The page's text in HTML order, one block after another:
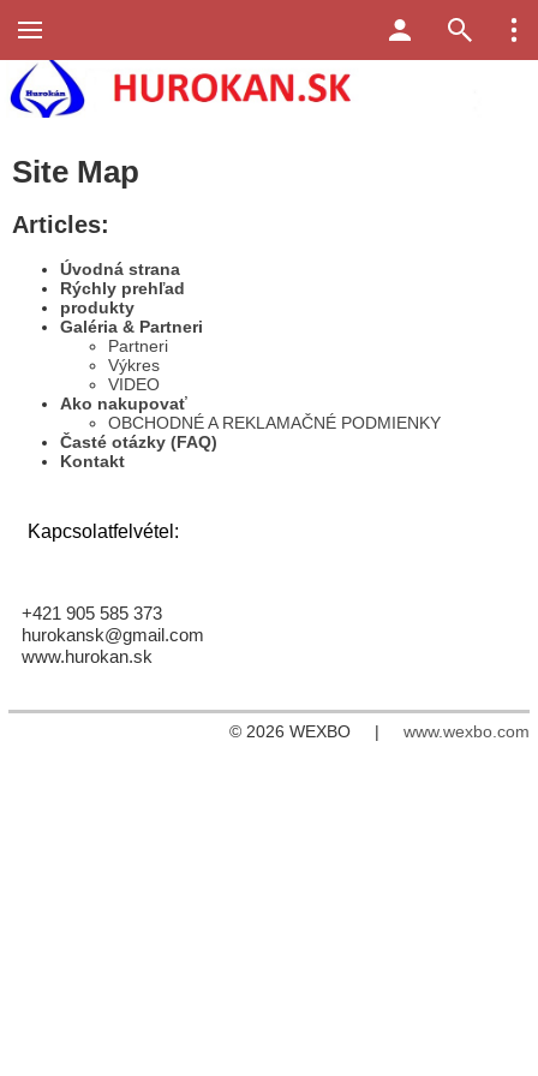
Kapcsolatfelvétel:
+421 905 585 373
hurokansk@gmail.com
www.hurokan.sk
Site Map
Articles:
Úvodná strana
Rýchly prehľad
produkty
Galéria & Partneri
Partneri
Výkres
VIDEO
Ako nakupovať
OBCHODNÉ A REKLAMAČNÉ PODMIENKY
Časté otázky (FAQ)
Kontakt
© 2026 WEXBO | www.wexbo.com